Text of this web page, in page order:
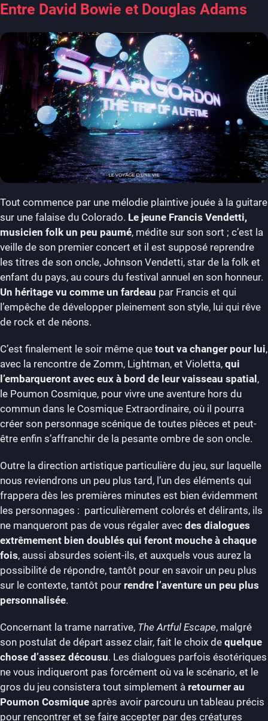
Entre David Bowie et Douglas Adams
Tout commence par une mélodie plaintive jouée à la guitare
sur une falaise du Colorado. Le jeune Francis Vendetti,
musicien folk un peu paumé, médite sur son sort ; c’est la
veille de son premier concert et il est supposé reprendre
les titres de son oncle, Johnson Vendetti, star de la folk et
enfant du pays, au cours du festival annuel en son honneur.
Un héritage vu comme un fardeau par Francis et qui
l’empêche de développer pleinement son style, lui qui rêve
de rock et de néons.
C’est finalement le soir même que tout va changer pour lui,
avec la rencontre de Zomm, Lightman, et Violetta, qui
l’embarqueront avec eux à bord de leur vaisseau spatial ,
le Poumon Cosmique, pour vivre une aventure hors du
commun dans le Cosmique Extraordinaire, où il pourra
créer son personnage scénique de toutes pièces et peut-
être enfin s’affranchir de la pesante ombre de son oncle.
Outre la direction artistique particulière du jeu, sur laquelle
nous reviendrons un peu plus tard, l’un des éléments qui
frappera dès les premières minutes est bien évidemment
les personnages : particulièrement colorés et délirants, ils
ne manqueront pas de vous régaler avec des dialogues
extrêmement bien doublés qui feront mouche à chaque
fois, aussi absurdes soient-ils, et auxquels vous aurez la
possibilité de répondre, tantôt pour en savoir un peu plus
sur le contexte, tantôt pour rendre l’aventure un peu plus
personnalisée.
Concernant la trame narrative, The Artful Escape, malgré
son postulat de départ assez clair, fait le choix de quelque
chose d’assez décousu. Les dialogues parfois ésotériques
ne vous indiqueront pas forcément où va le scénario, et le
gros du jeu consistera tout simplement à retourner au
Poumon Cosmique après avoir parcouru un tableau précis
pour rencontrer et se faire accepter par des créatures